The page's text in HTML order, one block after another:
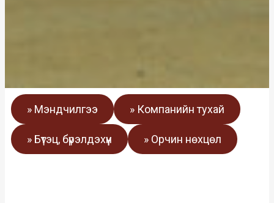
» Мэндчилгээ » Компанийн тухай
» Бүтэц, бүрэлдэхүүн » Орчин нөхцөл